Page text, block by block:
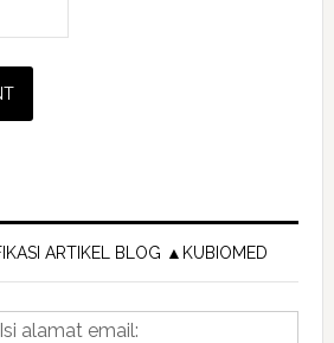
ARTIKEL BLOG ▲KUBIOMED
Isi alamat email: